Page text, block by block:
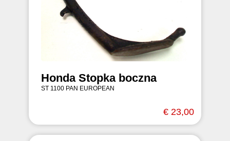
Honda Stopka boczna
ST 1100 PAN EUROPEAN
€ 23,00